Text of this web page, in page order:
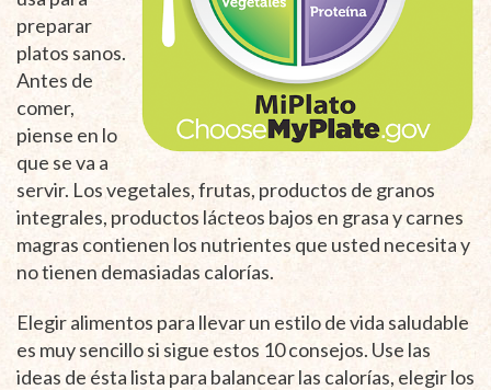
preparar
platos sanos.
Antes de
comer,
piense en lo
que se va a
servir. Los vegetales, frutas, productos de granos
integrales, productos lácteos bajos en grasa y carnes
magras contienen los nutrientes que usted necesita y
no tienen demasiadas calorías.
Elegir alimentos para llevar un estilo de vida saludable
es muy sencillo si sigue estos 10 consejos. Use las
ideas de ésta lista para balancear las calorías, elegir los